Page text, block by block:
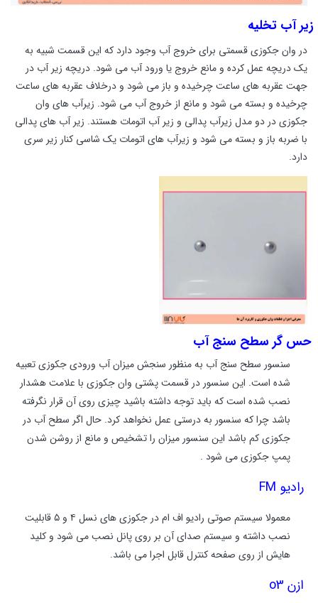
زیر آب تخلیه
در وان جکوزی قسمتی برای خروج آب وجود دارد که این قسمت شبیه به
یک دریچه عمل کرده و مانع خروج یا ورود آب می شود. دریچه زیر آب در
جهت عقربه های ساعت چرخیده و باز می شود و درخلاف عقربه های ساعت
چرخیده و بسته می شود و مانع از خروج آب می شود. زیرآب های وان
جکوزی در دو مدل زیرآب پدالی و زیر آب اتومات هستند. زیر آب های پدالی
با ضربه باز و بسته می شود و زیرآب های اتومات یک شاسی کنار زیر سری
دارد.
حس گر سطح سنج آب
سنسور سطح سنج آب به منظور سنجش میزان آب ورودی جکوزی تعبیه
شده است. این سنسور در قسمت پشتی وان جکوزی با علامت هشدار
نصب شده است که باید توجه داشته باشید چیزی روی آن قرار نگرفته
باشد چرا که سنسور به درستی عمل نخواهد کرد. حال اگر سطح آب در
جکوزی کم باشد این سنسور میزان را تشخیص و مانع از روشن شدن
پمپ جکوزی می شود .
رادیو FM
معمولا سیستم صوتی رادیو اف ام در جکوزی های نسل ۴ و ۵ قابلیت
نصب داشته و سیستم صدای آن بر روی پانل نصب می شود و کلید
هایش از روی صفحه کنترل قابل اجرا می باشد.
ازن o3